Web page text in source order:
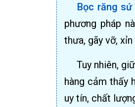
Bọc răng sứ
phương pháp
thưa, gãy vỡ,
Tuy nhiên,
hàng cảm thấy
uy tín, chất